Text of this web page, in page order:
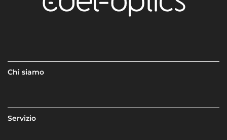
Chi siamo
Servizio